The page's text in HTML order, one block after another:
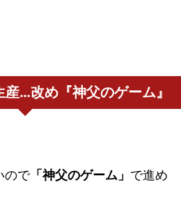
…改め『神父のゲーム』
ので「神父のゲーム」 で進め